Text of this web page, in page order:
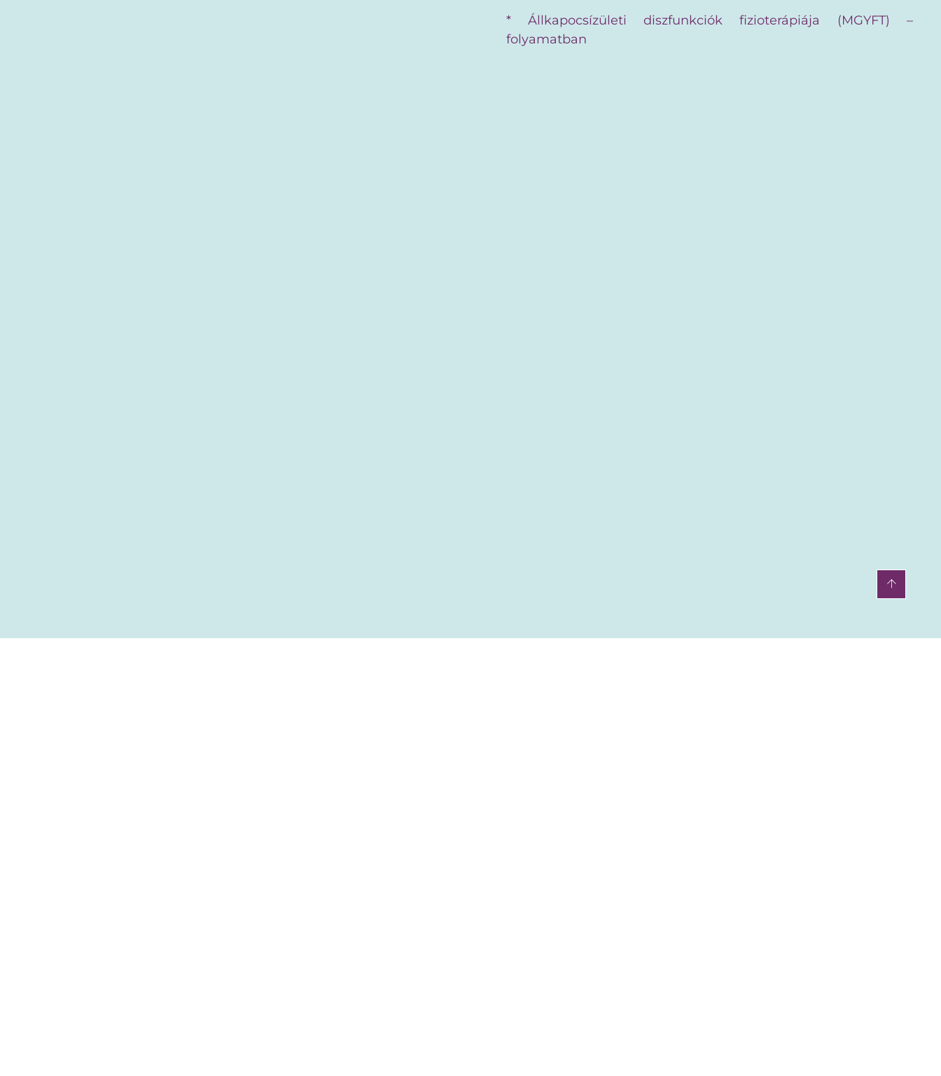
* Állkapocsízületi diszfunkciók fizioterápiája (MGYFT) –
folyamatban